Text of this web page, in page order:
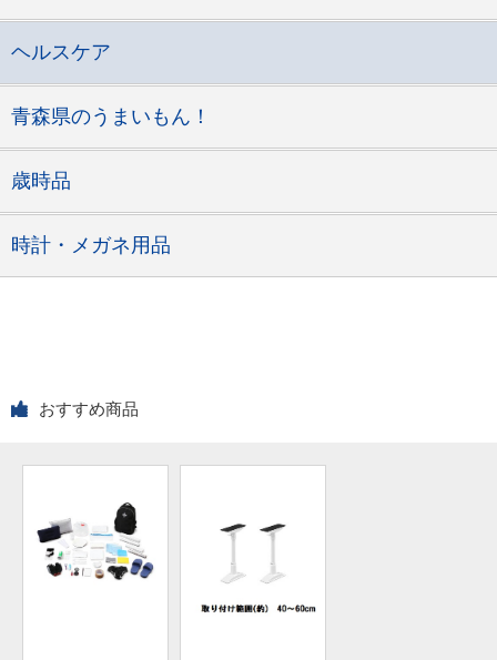
ヘルスケア
青森県のうまいもん！
歳時品
時計・メガネ用品
おすすめ商品